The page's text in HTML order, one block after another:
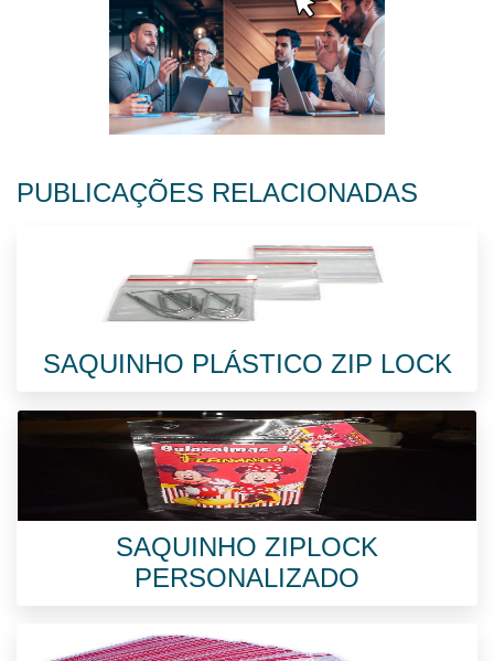
PUBLICAÇÕES RELACIONADAS
SAQUINHO PLÁSTICO ZIP LOCK
SAQUINHO ZIPLOCK
PERSONALIZADO